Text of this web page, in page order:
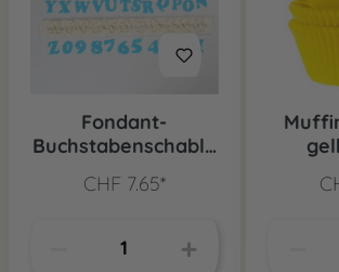
Fondant-
Buchstabenschablo
CHF 7.65*